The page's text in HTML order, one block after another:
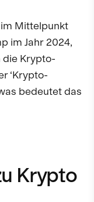
Mittelpunkt
im Jahr 2024,
die Krypto-
‘Krypto-
bedeutet das
Krypto